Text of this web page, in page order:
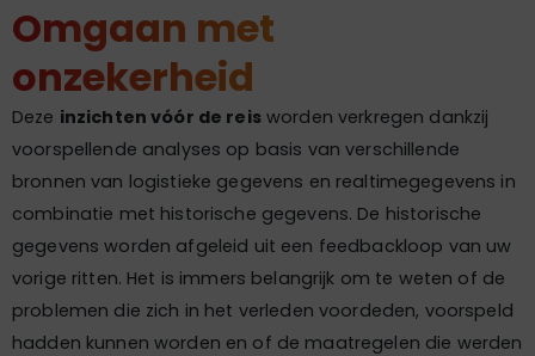
Omgaan met
onzekerheid
Deze inzichten vóór de reisworden verkregen dankzij
voorspellende analyses op basis van verschillende
bronnen van logistieke gegevens en realtimegegevens in
combinatie met historische gegevens. De historische
gegevens worden afgeleid uit een feedbackloop van uw
vorige ritten. Het is immers belangrijk om te weten of de
problemen die zich in het verleden voordeden, voorspeld
hadden kunnen worden en of de maatregelen die werden